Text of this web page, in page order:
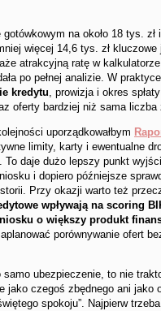
na około 18 tys. zł
więcej 14,6 tys. zł
atrakcyjną ratę w
po pełnej analizie. W
kredytu, prowizja i okres
oferty bardziej niż sama liczba
uporządkowałbym
limity, karty i ewentualne
To daje dużo lepszy punkt
i dopiero późniejsze
Przy okazji warto też
wpływają na scoring
o większy produkt
porównywanie ofert
ubezpieczenie, to nie
jako czegoś zbędnego ani jako
spokoju”. Najpierw